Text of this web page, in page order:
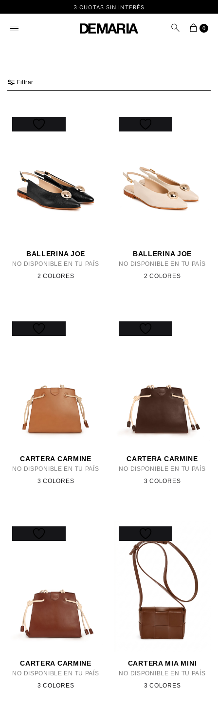
3 CUOTAS SIN INTERÉS
0
Filtrar
BALLERINA JOE
NO DISPONIBLE EN TU PAÍS
2 COLORES
BALLERINA JOE
NO DISPONIBLE EN TU PAÍS
2 COLORES
CARTERA CARMINE
NO DISPONIBLE EN TU PAÍS
3 COLORES
CARTERA CARMINE
NO DISPONIBLE EN TU PAÍS
3 COLORES
CARTERA CARMINE
NO DISPONIBLE EN TU PAÍS
3 COLORES
CARTERA MIA MINI
NO DISPONIBLE EN TU PAÍS
3 COLORES